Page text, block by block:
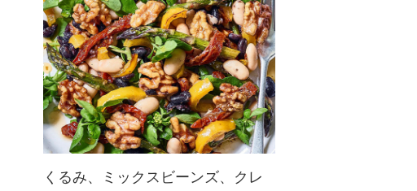
くるみ、ミックスビーンズ、クレ